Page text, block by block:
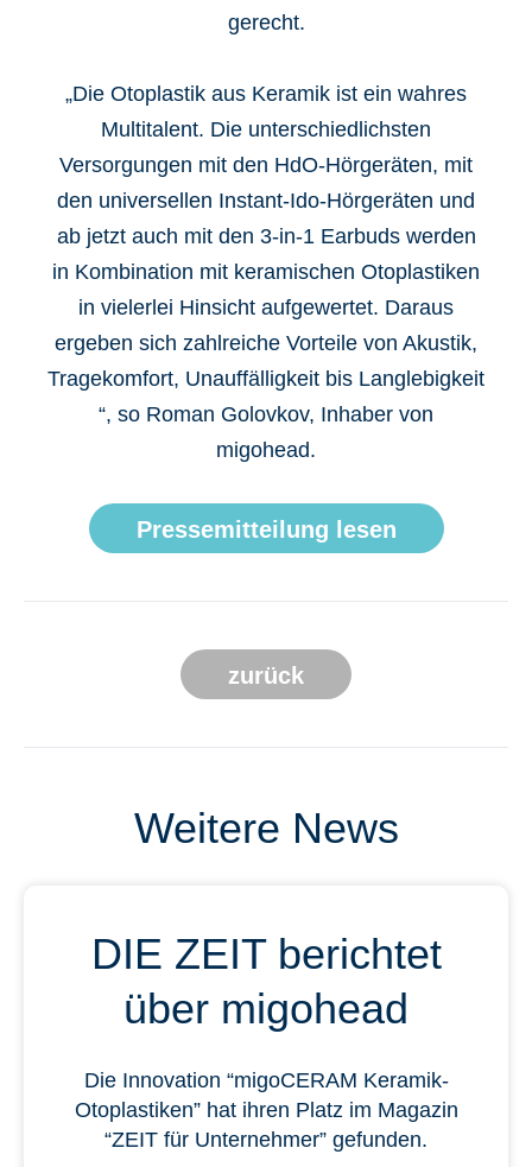
gerecht.
„Die Otoplastik aus Keramik ist ein wahres
Multitalent. Die unterschiedlichsten
Versorgungen mit den HdO-Hörgeräten, mit
den universellen Instant-Ido-Hörgeräten und
ab jetzt auch mit den 3-in-1 Earbuds werden
in Kombination mit keramischen Otoplastiken
in vielerlei Hinsicht aufgewertet. Daraus
ergeben sich zahlreiche Vorteile von Akustik,
Tragekomfort, Unauffälligkeit bis Langlebigkeit
“, so Roman Golovkov, Inhaber von
migohead.
Pressemitteilung lesen
zurück
Weitere News
DIE ZEIT berichtet
über migohead
Die Innovation “migoCERAM Keramik-
Otoplastiken” hat ihren Platz im Magazin
“ZEIT für Unternehmer” gefunden.